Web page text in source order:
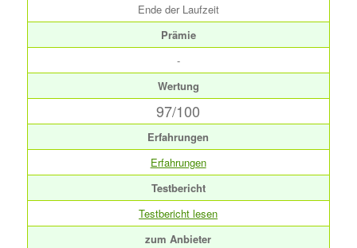
Ende der Laufzeit
Prämie
-
Wertung
97/100
Erfahrungen
Erfahrungen
Testbericht
Testbericht lesen
zum Anbieter